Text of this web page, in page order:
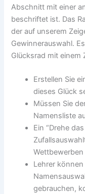
Abschnitt mit einer
beschriftet ist. Das
der auf unserem
Gewinnerauswahl.
Glücksrad mit einem
Erstellen Sie
dieses Glück
Müssen Sie
Namensliste
Ein “Drehe
Lehrer
gebrauchen,